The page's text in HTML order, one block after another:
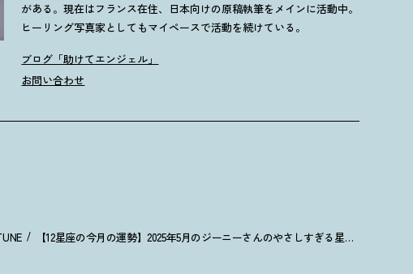
がある。現在はフランス在住、日本向けの原稿執筆をメインに活動中。
ヒーリング写真家としてもマイペースで活動を続けている。
ブログ「助けてエンジェル」
お問い合わせ
【12星座の今月の運勢】2025年5月のジーニーさんのやさしすぎる星占い